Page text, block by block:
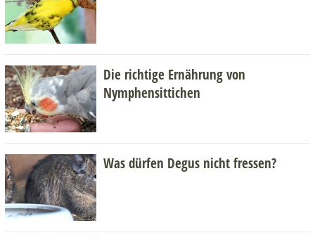
Die richtige Ernährung von
Nymphensittichen
Was dürfen Degus nicht fressen?